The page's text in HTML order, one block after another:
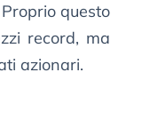
Proprio questo
record, ma
azionari.